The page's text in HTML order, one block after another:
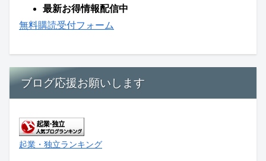
最新お得情報配信中
無料購読受付フォーム
ブログ応援お願いします
起業・独立ランキング